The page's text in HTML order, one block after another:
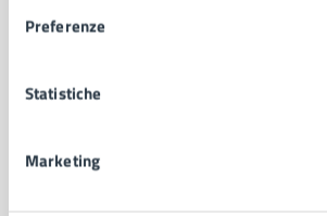
Preferenze
Statistiche
Marketing
Politici
Intranet, posta aziendale e protocollo
CATEGORIE DI SERVIZIO